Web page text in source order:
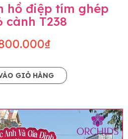
hồ điệp tím ghép
cành T238
GIỎ HÀNG